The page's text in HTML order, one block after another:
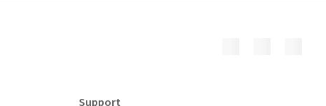
Support